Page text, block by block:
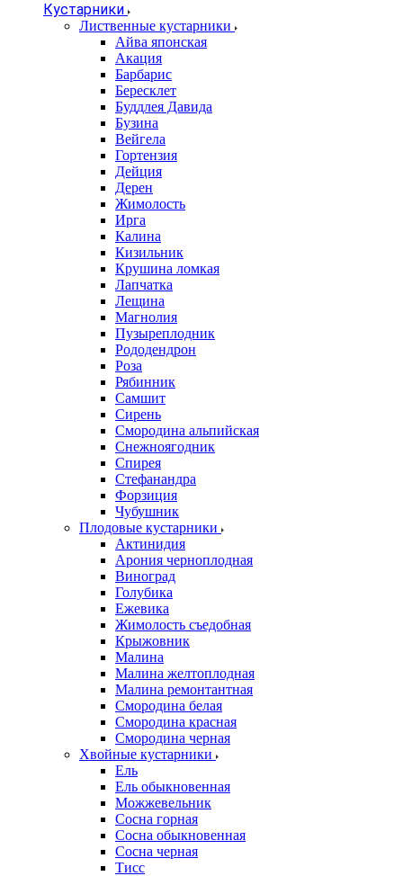
Кустарники
Лиственные кустарники
Айва японская
Акация
Барбарис
Бересклет
Буддлея Давида
Бузина
Вейгела
Гортензия
Дейция
Дерен
Жимолость
Ирга
Калина
Кизильник
Крушина ломкая
Лапчатка
Лещина
Магнолия
Пузыреплодник
Рододендрон
Роза
Рябинник
Самшит
Сирень
Смородина альпийская
Снежноягодник
Спирея
Стефанандра
Форзиция
Чубушник
Плодовые кустарники
Актинидия
Арония черноплодная
Виноград
Голубика
Ежевика
Жимолость съедобная
Крыжовник
Малина
Малина желтоплодная
Малина ремонтантная
Смородина белая
Смородина красная
Смородина черная
Хвойные кустарники
Ель
Ель обыкновенная
Можжевельник
Сосна горная
Сосна обыкновенная
Сосна черная
Тисс